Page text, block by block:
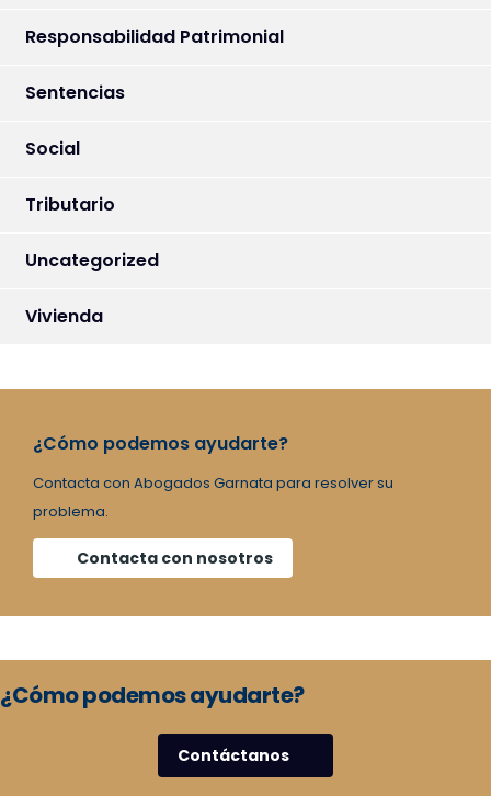
Responsabilidad Patrimonial
Sentencias
Social
Tributario
Uncategorized
Vivienda
¿Cómo podemos ayudarte?
Contacta con Abogados Garnata para resolver su
problema.
Contacta con nosotros
¿Cómo podemos ayudarte?
Contáctanos